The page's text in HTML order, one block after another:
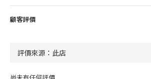
顧客評價